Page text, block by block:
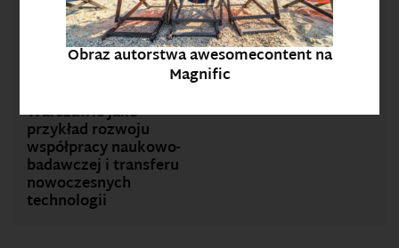
Wizyta
przedstawicieli UKEN
w Sieci Badawczej
Łukasiewicz –
Warszawie jako
przykład rozwoju
współpracy naukowo-
badawczej i transferu
nowoczesnych
technologii
Obraz autorstwa awesomecontent na
Magnific